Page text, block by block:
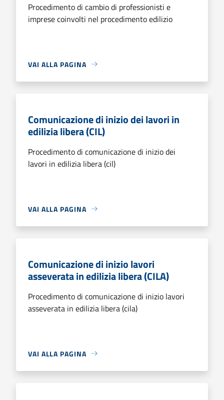
Procedimento di cambio di professionisti e
imprese coinvolti nel procedimento edilizio
VAI ALLA PAGINA
Comunicazione di inizio dei lavori in
edilizia libera (CIL)
Procedimento di comunicazione di inizio dei
lavori in edilizia libera (cil)
VAI ALLA PAGINA
Comunicazione di inizio lavori
asseverata in edilizia libera (CILA)
Procedimento di comunicazione di inizio lavori
asseverata in edilizia libera (cila)
VAI ALLA PAGINA